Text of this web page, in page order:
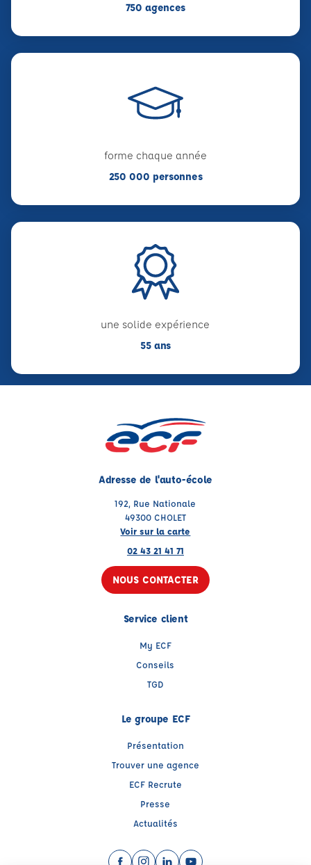
750 agences
forme chaque année
250 000 personnes
une solide expérience
55 ans
Adresse de l'auto-école
192, Rue Nationale
49300 CHOLET
Voir sur la carte
02 43 21 41 71
NOUS CONTACTER
Service client
My ECF
Conseils
TGD
Le groupe ECF
Présentation
Trouver une agence
ECF Recrute
Presse
Actualités